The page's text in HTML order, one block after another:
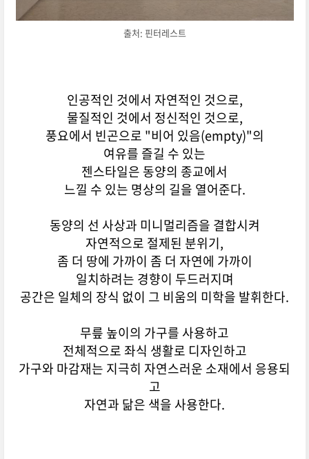
출처: 핀터레스트
인공적인 것에서 자연적인 것으로,
물질적인 것에서 정신적인 것으로,
풍요에서 빈곤으로 "비어 있음(empty)"의
여유를 즐길 수 있는
젠스타일은 동양의 종교에서
느낄 수 있는 명상의 길을 열어준다.
동양의 선 사상과 미니멀리즘을 결합시켜
자연적으로 절제된 분위기,
좀 더 땅에 가까이 좀 더 자연에 가까이
일치하려는 경향이 두드러지며
공간은 일체의 장식 없이 그 비움의 미학을 발휘한다.
무릎 높이의 가구를 사용하고
전체적으로 좌식 생활로 디자인하고
가구와 마감재는 지극히 자연스러운 소재에서 응용되
고
자연과 닮은 색을 사용한다.